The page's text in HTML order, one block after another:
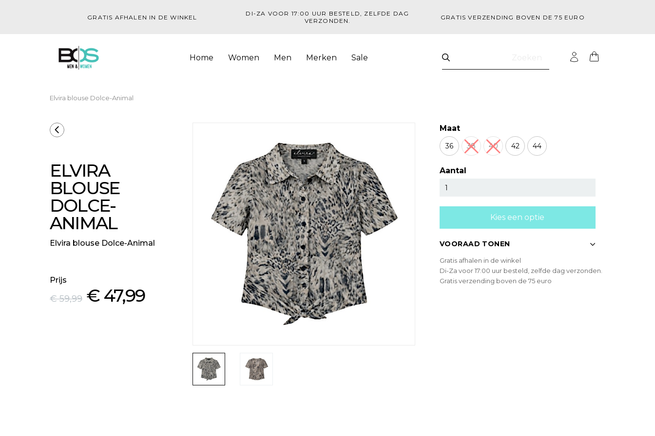
GRATIS AFHALEN IN DE WINKEL
DI-ZA VOOR 17:00 UUR BESTELD, ZELFDE DAG
VERZONDEN.
GRATIS VERZENDING BOVEN DE 75 EURO
Home Women Men Merken Sale
Elvira blouse Dolce-Animal
ELVIRA
BLOUSE
DOLCE-
ANIMAL
Elvira blouse Dolce-Animal
Prijs
€ 59,99 € 47,99
Maat
36 38 40 42 44
Aantal
Kies een optie
VOORAAD TONEN
Gratis afhalen in de winkel
Di-Za voor 17:00 uur besteld, zelfde dag verzonden.
Gratis verzending boven de 75 euro